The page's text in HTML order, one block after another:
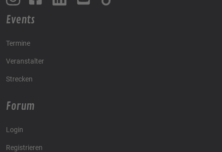
Events
Termine
Veranstalter
Strecken
Forum
Login
Registrieren